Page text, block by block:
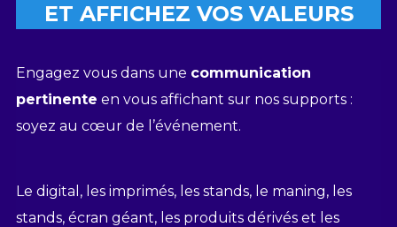
ET AFFICHEZ VOS VALEURS
Engagez vous dans une communication
pertinente en vous affichant sur nos supports :
soyez au cœur de l’événement.
Le digital, les imprimés, les stands, le maning, les
stands, écran géant, les produits dérivés et les